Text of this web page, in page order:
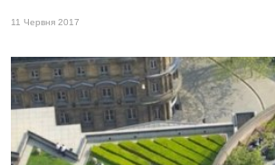
11 Червня 2017